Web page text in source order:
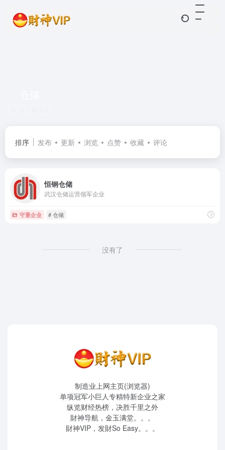
排序 发布 更新 浏览 点赞 收藏 评论
恒钢仓储
武汉仓储运营领军企业
守重企业 # 仓储
没有了
制造业上网主页(浏览器)
单项冠军小巨人专精特新企业之家
纵览财经热榜，决胜千里之外
財神导航，金玉满堂。。。
財神VIP，发財So Easy。。。